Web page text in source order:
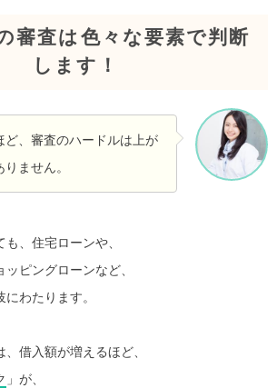
審査は色々な要素で判断
します！
ど、審査のハードルは上が
ません。
、住宅ローンや、
ピングローンなど、
わたります。
借入額が増えるほど、
」が、